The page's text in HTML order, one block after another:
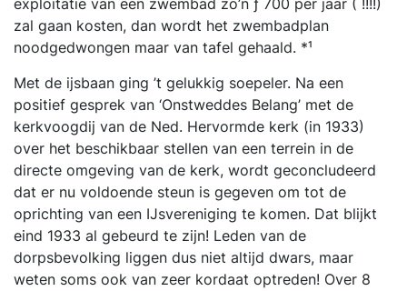
exploitatie van een zwembad zo’n ƒ 700 per jaar ( !!!!)
zal gaan kosten, dan wordt het zwembadplan
noodgedwongen maar van tafel gehaald. *¹
Met de ijsbaan ging ’t gelukkig soepeler. Na een
positief gesprek van ‘Onstweddes Belang’ met de
kerkvoogdij van de Ned. Hervormde kerk (in 1933)
over het beschikbaar stellen van een terrein in de
directe omgeving van de kerk, wordt geconcludeerd
dat er nu voldoende steun is gegeven om tot de
oprichting van een IJsvereniging te komen. Dat blijkt
eind 1933 al gebeurd te zijn! Leden van de
dorpsbevolking liggen dus niet altijd dwars, maar
weten soms ook van zeer kordaat optreden! Over 8